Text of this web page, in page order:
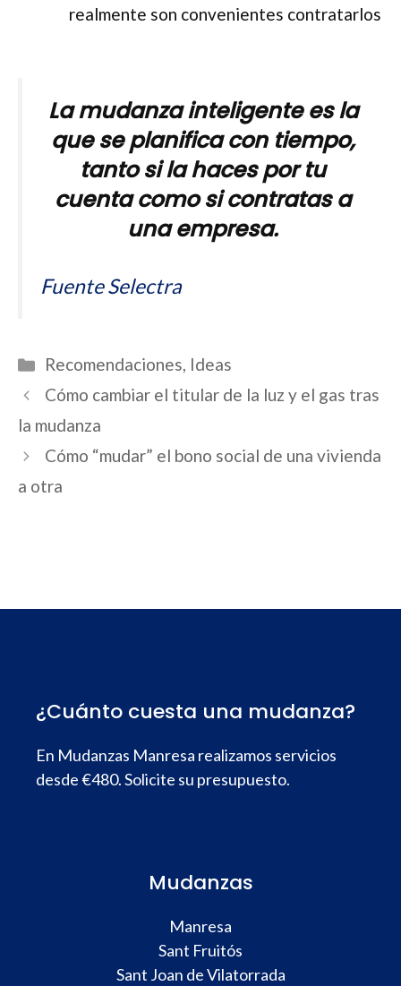
realmente son convenientes contratarlos
La mudanza inteligente es la
que se planifica con tiempo,
tanto si la haces por tu
cuenta como si contratas a
una empresa.
Fuente Selectra
Categorías
Recomendaciones, Ideas
Cómo cambiar el titular de la luz y el gas tras
la mudanza
Cómo “mudar” el bono social de una vivienda
a otra
¿Cuánto cuesta una mudanza?
En Mudanzas Manresa realizamos servicios
desde €480. Solicite su presupuesto.
Mudanzas
Manresa
Sant Fruitós
Sant Joan de Vilatorrada